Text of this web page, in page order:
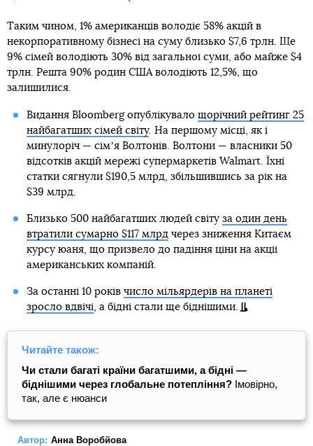
Таким чином, 1% американців володіє 58% акцій в
некорпоративному бізнесі на суму близько $7,6 трлн. Ще
9% сімей володіють 30% від загальної суми, або майже $4
трлн. Решта 90% родин США володіють 12,5%, що
залишилися.
Видання Bloomberg опублікувало щорічний рейтинг 25
найбагатших сімей світу. На першому місці, як і
минулоріч — сімʼя Волтонів. Волтони — власники 50
відсотків акцій мережі супермаркетів Walmart. Їхні
статки сягнули $190,5 млрд, збільшившись за рік на
$39 млрд.
Близько 500 найбагатших людей світу за один день
втратили сумарно $117 млрдчерез зниження Китаєм
курсу юаня, що призвело до падіння ціни на акції
американських компаній.
За останні 10 років число мільярдерів на планеті
зросло вдвічі, а бідні стали ще біднішими.
Читайте також:
Чи стали багаті країни багатшими, а бідні —
біднішими через глобальне потепління? Імовірно,
так, але є нюанси
Автор: Анна Воробйова